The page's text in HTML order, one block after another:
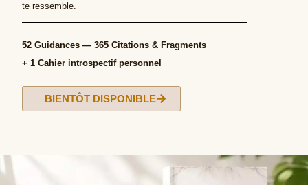
te ressemble.
52 Guidances — 365 Citations & Fragments
+ 1 Cahier introspectif personnel
BIENTÔT DISPONIBLE